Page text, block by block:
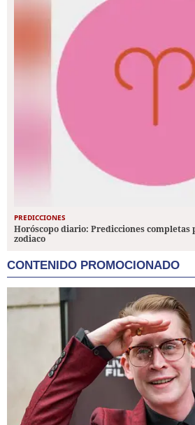
PREDICCIONES
Horóscopo diario: Predicciones completas
zodiaco
CONTENIDO PROMOCIONADO